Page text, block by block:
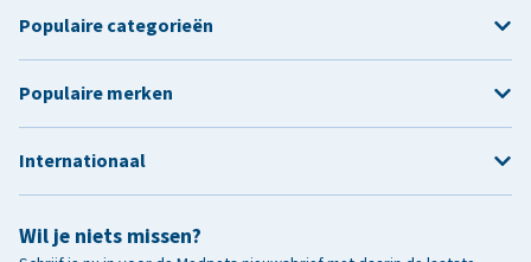
Wil je niets missen?
Populaire categorieën
Populaire merken
Internationaal